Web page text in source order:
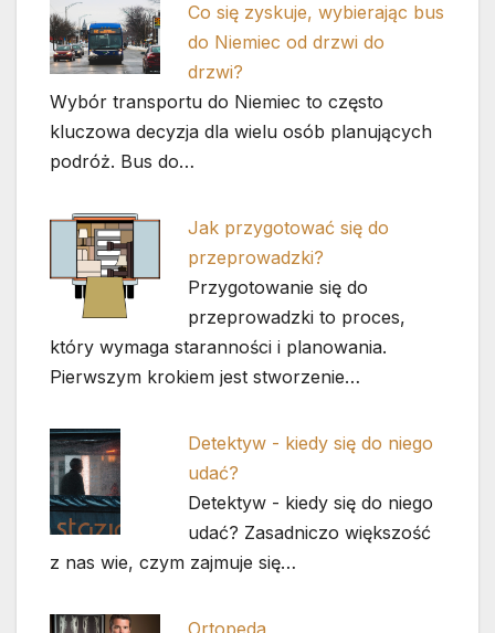
Co się zyskuje, wybierając bus
do Niemiec od drzwi do
drzwi?
Wybór transportu do Niemiec to często
kluczowa decyzja dla wielu osób planujących
podróż. Bus do…
Jak przygotować się do
przeprowadzki?
Przygotowanie się do
przeprowadzki to proces,
który wymaga staranności i planowania.
Pierwszym krokiem jest stworzenie…
Detektyw - kiedy się do niego
udać?
Detektyw - kiedy się do niego
udać? Zasadniczo większość
z nas wie, czym zajmuje się…
Ortopeda